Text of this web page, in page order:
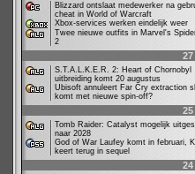
Blizzard ontslaat medewerker na
cheat in World of Warcraft
Xbox-services werken eindelijk weer
Twee nieuwe outfits in Marvel's
2
S.T.A.L.K.E.R. 2: Heart of Chornobyl
uitbreiding komt 20 augustus
Ubisoft annuleert Far Cry extraction
komt met nieuwe spin-off?
Tomb Raider: Catalyst mogelijk
naar 2028
God of War Laufey komt in februari,
keert terug in sequel